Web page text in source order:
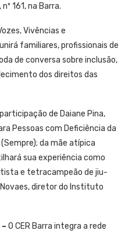
161, na Barra.
Vivências e
familiares, profissionais de
de conversa sobre inclusão,
dos direitos das
de Daiane Pina,
Pessoas com Deficiência da
da mãe atípica
sua experiência como
e tetracampeão de jiu-
diretor do Instituto
O CER Barra integra a rede